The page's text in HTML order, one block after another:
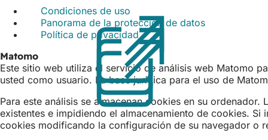
Condiciones de uso
abre
en
una
nueva
pestaña)
Panorama de la protección de datos
nueva
pestaña)
Política de privacidad(Se
abre
en
una
nueva
pestaña)
Matomo
Este sitio web utiliza el servicio de análisis web Matomo
usted como usuario. La base jurídica para el uso de
Para este análisis se almacenan cookies en su
existentes e impidiendo el almacenamiento de cookies.
cookies modificando la configuración de su navegador o